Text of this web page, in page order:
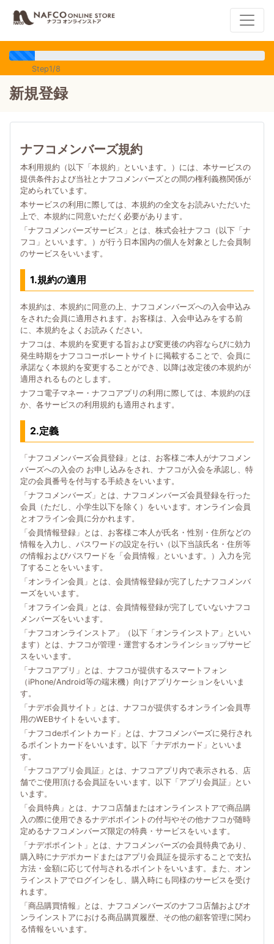
Step1/8
新規登録
ナフコメンバーズ規約
本利用規約（以下「本規約」といいます。）には、本サービスの
提供条件および当社とナフコメンバーズとの間の権利義務関係が
定められています。
本サービスの利用に際しては、本規約の全文をお読みいただいた
上で、本規約に同意いただく必要があります。
「ナフコメンバーズサービス」とは、株式会社ナフコ（以下「ナ
フコ」といいます。）が行う日本国内の個人を対象とした会員制
のサービスをいいます。
1.規約の適用
本規約は、本規約に同意の上、ナフコメンバーズへの入会申込み
をされた会員に適用されます。お客様は、入会申込みをする前
に、本規約をよくお読みください。
ナフコは、本規約を変更する旨および変更後の内容ならびに効力
発生時期をナフココーポレートサイトに掲載することで、会員に
承諾なく本規約を変更することができ、以降は改定後の本規約が
適用されるものとします。
ナフコ電子マネー・ナフコアプリの利用に際しては、本規約のほ
か、各サービスの利用規約も適用されます。
2.定義
「ナフコメンバーズ会員登録」とは、お客様ご本人がナフコメン
バーズへの入会の お申し込みをされ、ナフコが入会を承認し、特
定の会員番号を付与する手続きをいいます。
「ナフコメンバーズ」とは、ナフコメンバーズ会員登録を行った
会員（ただし、小学生以下を除く）をいいます。オンライン会員
とオフライン会員に分かれます。
「会員情報登録」とは、お客様ご本人が氏名・性別・住所などの
情報を入力し、パスワードの設定を行い（以下当該氏名・住所等
の情報およびパスワードを「会員情報」といいます。）入力を完
了することをいいます。
「オンライン会員」とは、会員情報登録が完了したナフコメンバ
ーズをいいます。
「オフライン会員」とは、会員情報登録が完了していないナフコ
メンバーズをいいます。
「ナフコオンラインストア」（以下「オンラインストア」といい
ます）とは、ナフコが管理・運営するオンラインショップサービ
スをいいます。
「ナフコアプリ」とは、ナフコが提供するスマートフォン
（iPhone/Android等の端末機）向けアプリケーションをいいま
す。
「ナデポ会員サイト」とは、ナフコが提供するオンライン会員専
用のWEBサイトをいいます。
「ナフコdeポイントカード」とは、ナフコメンバーズに発行され
るポイントカードをいいます。以下「ナデポカード」といいま
す。
「ナフコアプリ会員証」とは、ナフコアプリ内で表示される、店
舗でご使用頂ける会員証をいいます。以下「アプリ会員証」とい
います。
「会員特典」とは、ナフコ店舗またはオンラインストアで商品購
入の際に使用できるナデポポイントの付与やその他ナフコが随時
定めるナフコメンバーズ限定の特典・サービスをいいます。
「ナデポポイント」とは、ナフコメンバーズの会員特典であり、
購入時にナデポカードまたはアプリ会員証を提示することで支払
方法・金額に応じて付与されるポイントをいいます。また、オン
ラインストアでログインをし、購入時にも同様のサービスを受け
れます。
「商品購買情報」とは、ナフコメンバーズのナフコ店舗およびオ
ンラインストアにおける商品購買履歴、その他の顧客管理に関わ
る情報をいいます。